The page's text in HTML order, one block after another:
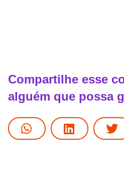
Compartilhe esse
alguém que possa